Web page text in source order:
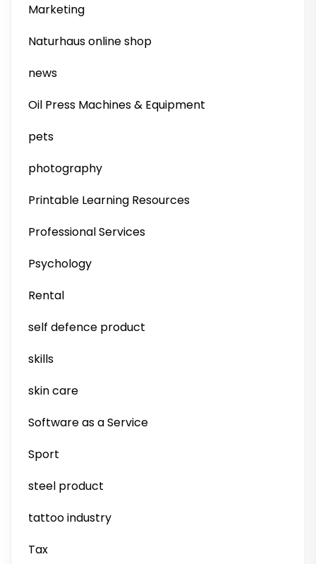
Marketing
Naturhaus online shop
news
Oil Press Machines & Equipment
pets
photography
Printable Learning Resources
Professional Services
Psychology
Rental
self defence product
skills
skin care
Software as a Service
Sport
steel product
tattoo industry
Tax